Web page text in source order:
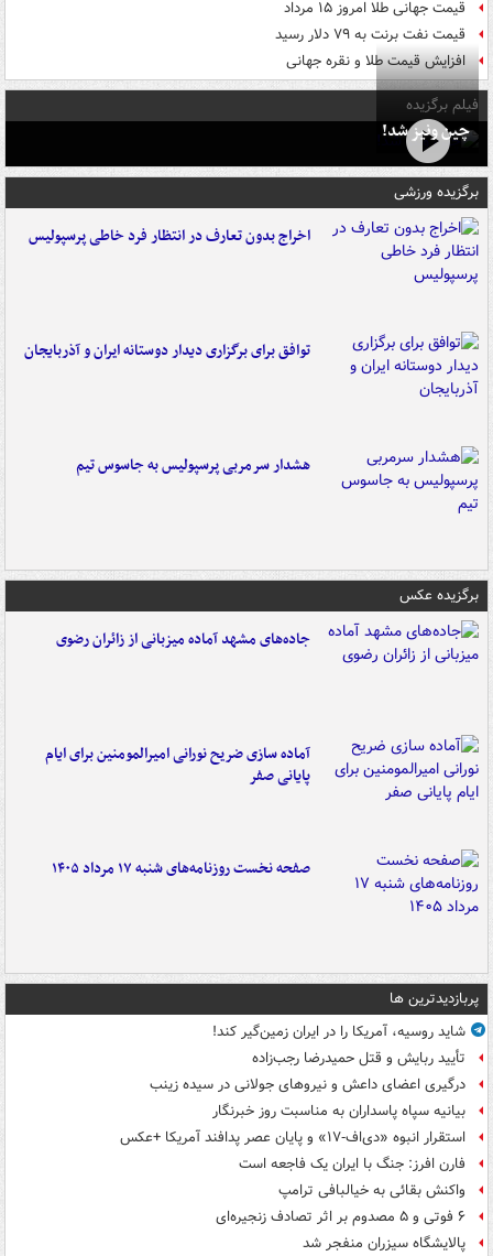
قیمت جهانی طلا امروز ۱۵ مرداد
قیمت نفت برنت به ۷۹ دلار رسید
افزایش قیمت طلا و نقره جهانی
فیلم برگزیده
چین ونیز شد!
برگزیده ورزشی
اخراج بدون تعارف در انتظار فرد خاطی پرسپولیس
توافق برای برگزاری دیدار دوستانه ایران و آذربایجان
هشدار سرمربی پرسپولیس به جاسوس تیم
برگزیده عکس
جاده‌های مشهد آماده میزبانی از زائران رضوی
آماده سازی ضریح نورانی امیرالمومنین برای ایام
پایانی صفر
صفحه نخست روزنامه‌های شنبه ۱۷ مرداد ۱۴۰۵
پربازدیدترین ها
شاید روسیه، آمریکا را در ایران زمین‌گیر کند!
تأیید ربایش و قتل حمیدرضا رجب‌زاده
درگیری اعضای داعش و نیروهای جولانی در سیده زینب
بیانیه سپاه پاسداران به مناسبت روز خبرنگار
استقرار انبوه «دی‌اف‑۱۷» و پایان عصر پدافند آمریکا +عکس
فارن افرز: جنگ با ایران یک فاجعه است
واکنش بقائی به خیالبافی ترامپ
۶ فوتی و ۵ مصدوم بر اثر تصادف زنجیره‌ای
پالایشگاه سیزران منفجر شد